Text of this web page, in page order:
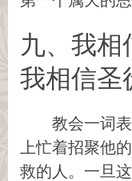
九、我相
我相信圣
教会一词
上忙着招聚他
救的人。一旦